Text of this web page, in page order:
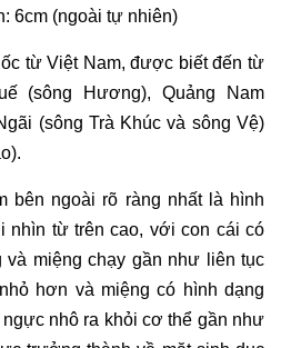
6cm (ngoài tự nhiên)
từ Việt Nam, được biết đến từ
(sông Hương), Quảng Nam
(sông Trà Khúc và sông Vệ)
bên ngoài rõ ràng nhất là hình
nhìn từ trên cao, với con cái có
miệng chạy gần như liên tục
hơn và miệng có hình dạng
nhô ra khỏi cơ thể gần như